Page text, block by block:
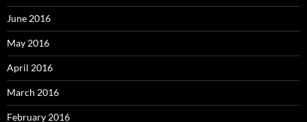
June 2016
May 2016
April 2016
March 2016
February 2016